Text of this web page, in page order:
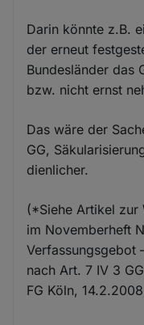
Darin könnte z.B.
der erneut
Bundesländer das
bzw. nicht ernst
Das wäre der
GG,
dienlicher.
(*Siehe Artikel zur
im Novemberheft
Verfassungsgebot
nach Art. 7 IV 3
FG Köln,